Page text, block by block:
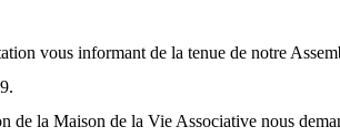
vous informant de la tenue de notre
de la Maison de la Vie Associative nous